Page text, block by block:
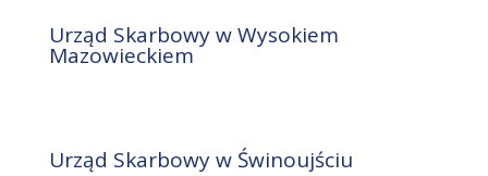
Urząd Skarbowy w Wysokiem
Mazowieckiem
Urząd Skarbowy w Świnoujściu